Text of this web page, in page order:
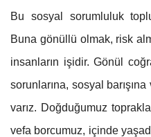
Bu sosyal sorumluluk
Buna gönüllü olmak, risk
insanların işidir. Gönül
sorunlarına, sosyal
varız. Doğduğumuz
vefa borcumuz, içinde